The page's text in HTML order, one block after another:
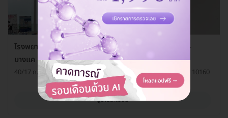
โรงพยาบาลสัตว์แสนดี 24 ชั่วโมง สาขาพุทธมณฑลสาย 2-
บางแค
40/17 ถ. พุทธมณฑลสาย 2 แขวงบางไผ่ เขตบางแค กรุงเทพมหานคร 10160
ดูรายละเอียด